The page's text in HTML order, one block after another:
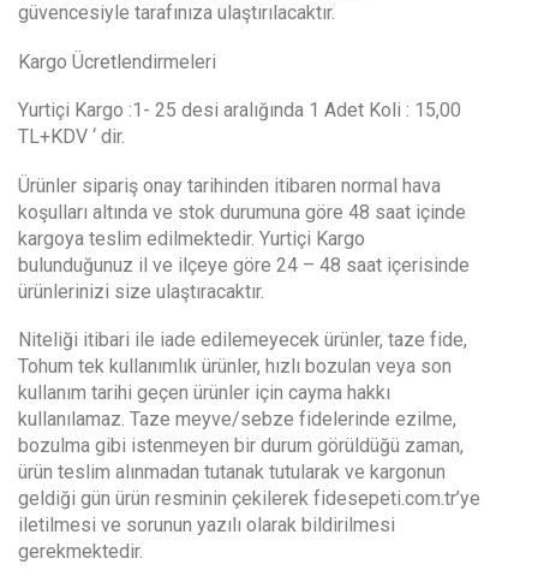
güvencesiyle tarafınıza ulaştırılacaktır.
Kargo Ücretlendirmeleri
Yurtiçi Kargo :1- 25 desi aralığında 1 Adet Koli : 15,00
TL+KDV ‘ dir.
Ürünler sipariş onay tarihinden itibaren normal hava
koşulları altında ve stok durumuna göre 48 saat içinde
kargoya teslim edilmektedir. Yurtiçi Kargo
bulunduğunuz il ve ilçeye göre 24 – 48 saat içerisinde
ürünlerinizi size ulaştıracaktır.
Niteliği itibari ile iade edilemeyecek ürünler, taze fide,
Tohum tek kullanımlık ürünler, hızlı bozulan veya son
kullanım tarihi geçen ürünler için cayma hakkı
kullanılamaz. Taze meyve/sebze fidelerinde ezilme,
bozulma gibi istenmeyen bir durum görüldüğü zaman,
ürün teslim alınmadan tutanak tutularak ve kargonun
geldiği gün ürün resminin çekilerek fidesepeti.com.tr’ye
iletilmesi ve sorunun yazılı olarak bildirilmesi
gerekmektedir.